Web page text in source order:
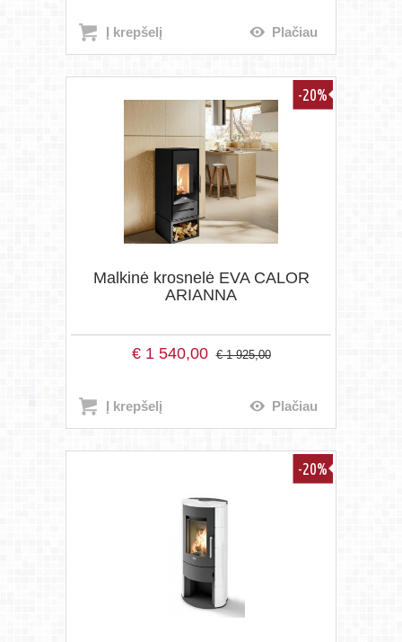
Į krepšelį Plačiau
-20%
Malkinė krosnelė EVA CALOR
ARIANNA
€1 540,00 €1 925,00
Į krepšelį Plačiau
-20%